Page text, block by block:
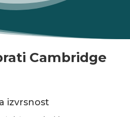
Cambridge
izvrsnost